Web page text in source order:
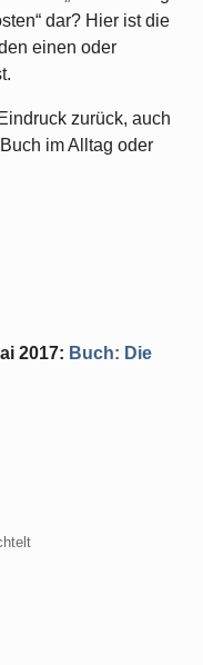
dar? Hier ist die
einen oder
zurück, auch
im Alltag oder
2017: Buch: Die